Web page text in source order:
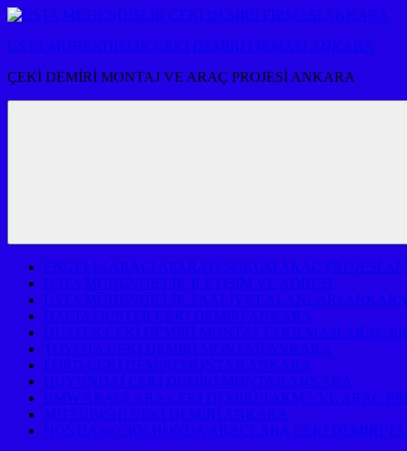
İçeriğe
USTA MÜHENDİSLİK ÇEKİ DEMİRİ FİRMASI ANKARA
ÇEKİ DEMİRİ MONTAJ VE ARAÇ PROJESİ ANKARA
ENGELLİ ARACI APARATI SÖKÜM ARAÇ PROJESİ
USTA MÜHENDİSLİK İLETİŞİM VE ADRESİ
USTA MÜHENDİSLİK FAALİYET ALANLARI ANKARA
DACİA DUSTER ÇEKİ DEMİRİ ANKARA
DUSTER ÇEKİ DEMİRİ MONTAJ TAKILMASI ARAÇ
TOYOTA ÇEKİ DEMİRİ MONTAJI ANKARA
FORD ÇEKİ DEMİRİ MONTAJI ANKARA
HUYUNDAİ ÇEKİ DEMİRİ MONTAJI ANKARA
BMW ARAÇLARA ÇEKİ DEMİRİ TAKMA VE ARAÇ
MITSUBISHI ÇEKİ DEMİRİ ANKARA
HONDA ve CRV HONDA ARAÇLARA ÇEKİ DEMİRİ